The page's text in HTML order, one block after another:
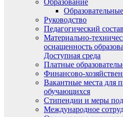
Образование
Руководство
Педагогический состав
Материально-
оснащенность
Доступная среда
Платные
Финансово-
Вакантные места для
обучающихся
Стипендии и меры
Международное